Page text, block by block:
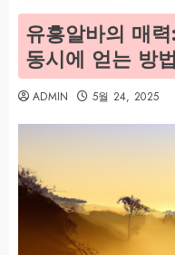
유흥알바의 매
동시에 얻는 방법
ADMIN 5월 24, 2025